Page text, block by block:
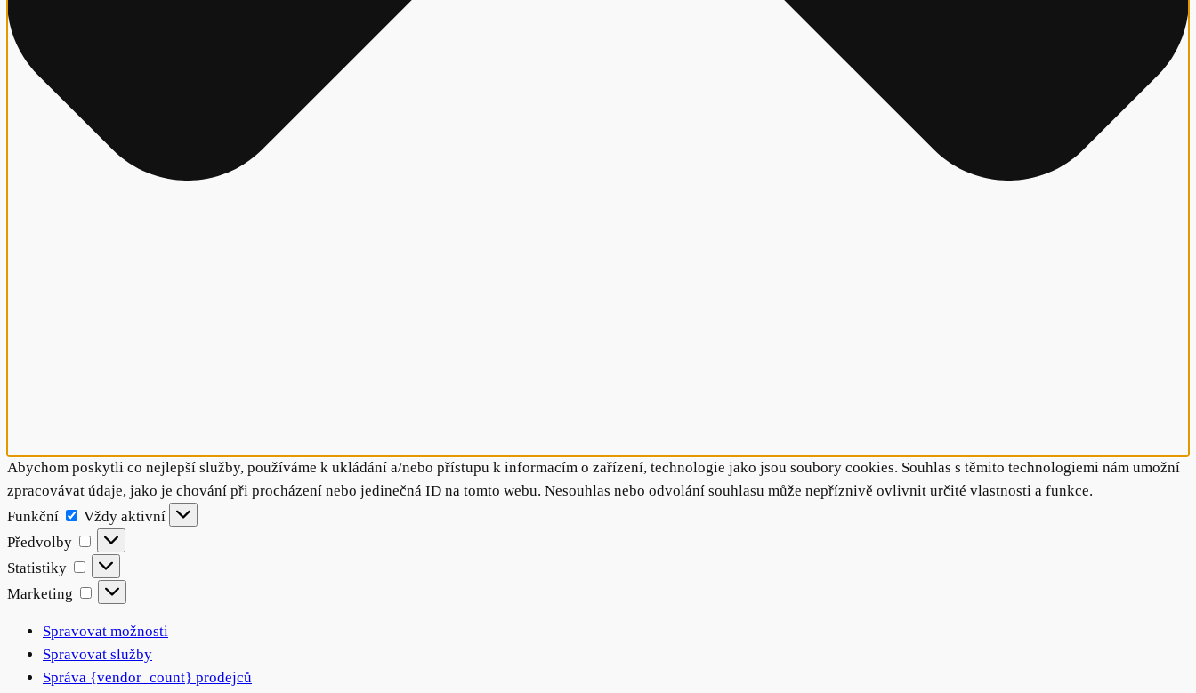
Abychom poskytli co nejlepší služby, používáme k ukládání a/nebo přístupu k informacím o zařízení, technologie jako jsou soubory cookies. Souhlas s těmito technologiemi nám umožní
zpracovávat údaje, jako je chování při procházení nebo jedinečná ID na tomto webu. Nesouhlas nebo odvolání souhlasu může nepříznivě ovlivnit určité vlastnosti a funkce.
Funkční
Funkční
Vždy aktivní
Předvolby
Předvolby
Statistiky
Statistiky
Marketing
Marketing
Spravovat možnosti
Spravovat služby
Správa {vendor_count} prodejců